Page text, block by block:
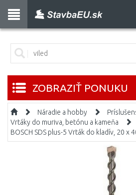
ZOBRAZIŤ PONUKU
Náradie a hobby
Vrtáky do muriva, betónu a kameňa
BOSCH SDS plus-5 Vrták do kladív, 20 x